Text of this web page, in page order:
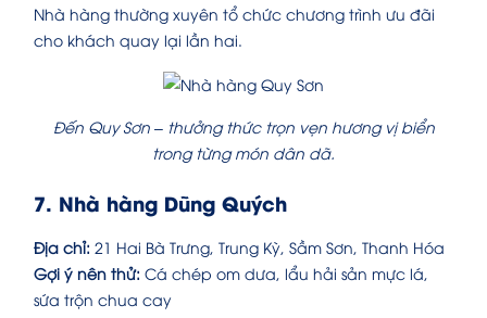
Nhà hàng thường xuyên tổ chức chương trình ưu đãi
cho khách quay lại lần hai.
Đến Quy Sơn – thưởng thức trọn vẹn hương vị biển
trong từng món dân dã.
7. Nhà hàng Dũng Quých
Địa chỉ: 21 Hai Bà Trưng, Trung Kỳ, Sầm Sơn, Thanh Hóa
Gợi ý nên thử: Cá chép om dưa, lẩu hải sản mực lá,
sứa trộn chua cay